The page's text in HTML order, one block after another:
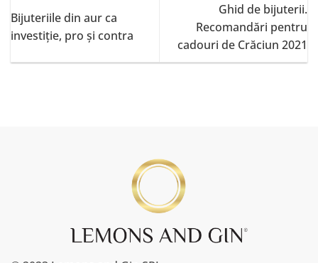
Bijuteriile din aur ca
investiție, pro și contra
Ghid de bijuterii.
Recomandări pentru
cadouri de Crăciun 2021